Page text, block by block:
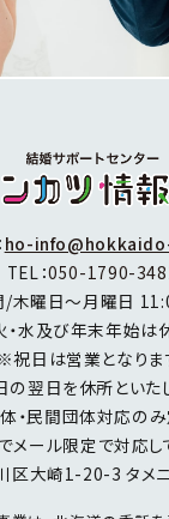
ho-
TEL：050-1790-
/木曜日～月曜日
・水及び年末年始は
※祝日は営業となりま
の翌日を休所といた
・民間団体対応の
メール限定で対応し
区大崎1-20-3 タメ